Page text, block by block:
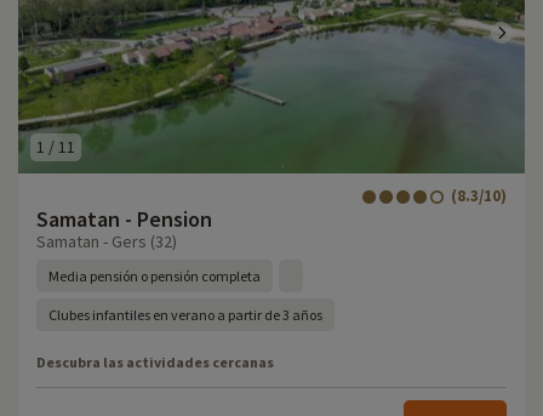
1 / 11
Samatan - Pension
(8.3/10)
Samatan - Gers (32)
Media pensión o pensión completa
Clubes infantiles en verano a partir de 3 años
Descubra las actividades cercanas